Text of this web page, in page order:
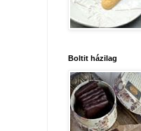
Boltit házilag